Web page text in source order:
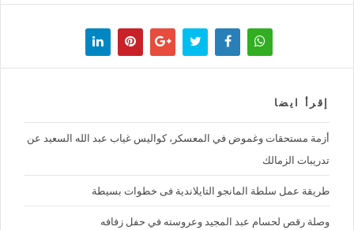
إقرأ ايضا
أزمة مستحقات وغموض في المعسكر، كواليس غياب عبد الله السعيد عن
تدريبات الزمالك
طريقة عمل سلطة المانجو التايلاندية فى خطوات بسيطة
وصلة رقص لحسام عبد المجيد وعروسته في حفل زفافه